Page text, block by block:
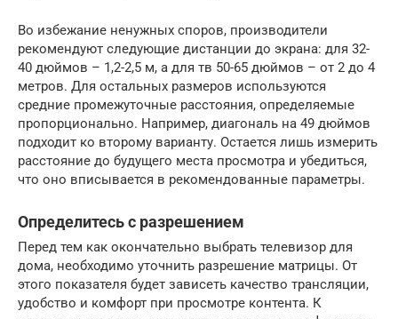
Во избежание ненужных споров, производители
рекомендуют следующие дистанции до экрана: для 32-
40 дюймов – 1,2-2,5 м, а для тв 50-65 дюймов – от 2 до 4
метров. Для остальных размеров используются
средние промежуточные расстояния, определяемые
пропорционально. Например, диагональ на 49 дюймов
подходит ко второму варианту. Остается лишь измерить
расстояние до будущего места просмотра и убедиться,
что оно вписывается в рекомендованные параметры.
Определитесь с разрешением
Перед тем как окончательно выбрать телевизор для
дома, необходимо уточнить разрешение матрицы. От
этого показателя будет зависеть качество трансляции,
удобство и комфорт при просмотре контента. К